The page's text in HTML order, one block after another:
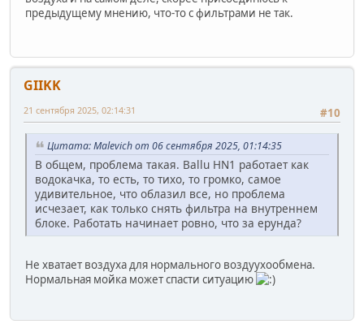
предыдущему мнению, что-то с фильтрами не так.
GIIKK
#10
21 сентября 2025, 02:14:31
Цитата: Malevich от 06 сентября 2025, 01:14:35
В общем, проблема такая. Ballu HN1 работает как
водокачка, то есть, то тихо, то громко, самое
удивительное, что облазил все, но проблема
исчезает, как только снять фильтра на внутреннем
блоке. Работать начинает ровно, что за ерунда?
Не хватает воздуха для нормального воздуухообмена.
Нормальная мойка может спасти ситуацию